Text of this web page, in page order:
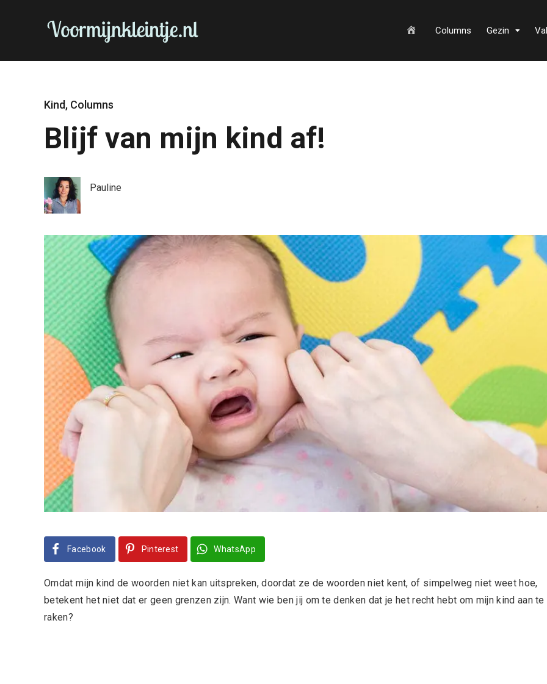
Columns Gezin
Kind, Columns
Blijf van mijn kind af!
Pauline
Facebook Pinterest WhatsApp
Omdat mijn kind de woorden niet kan uitspreken, doordat ze de woorden niet kent, of simpelweg niet weet hoe,
betekent het niet dat er geen grenzen zijn. Want wie ben jij om te denken dat je het recht hebt om mijn kind aan te
raken?